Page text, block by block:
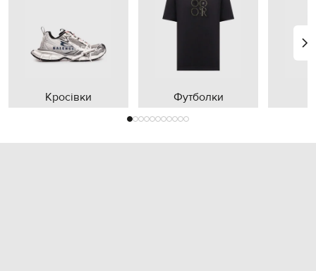
Кросівки Футболки